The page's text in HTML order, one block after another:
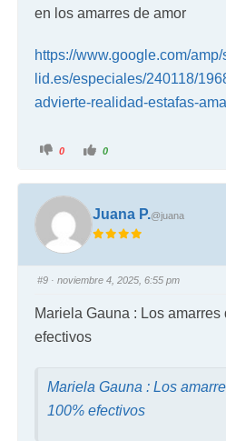
en los amarres de amor
https://www.google.com/
lid.es/especiales/240118/
advierte-realidad-estafas-
0 0
Juana P.@juana
#9 · noviembre 4, 2025, 6:55 pm
Mariela Gauna : Los
efectivos
Mariela Gauna : Los
100% efectivos